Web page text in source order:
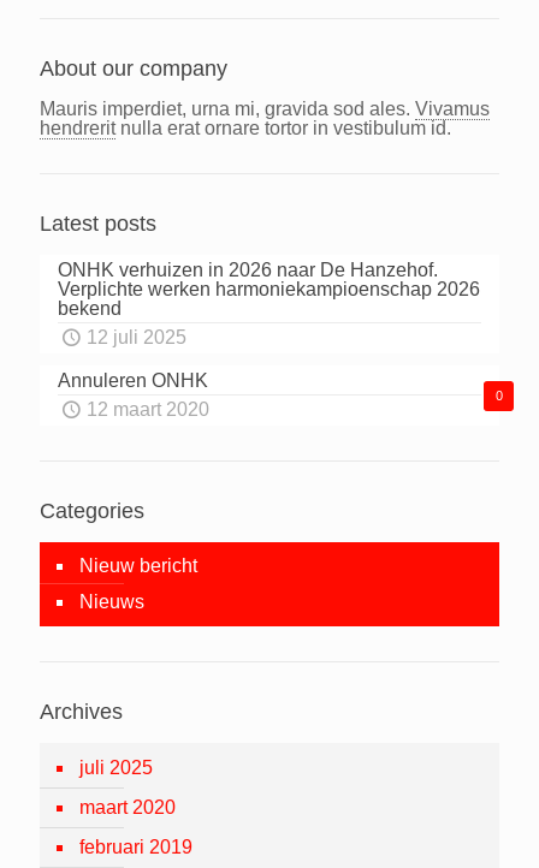
About our company
Mauris imperdiet, urna mi, gravida sod ales. Vivamus
hendreritnulla erat ornare tortor in vestibulum id.
Latest posts
ONHK verhuizen in 2026 naar De Hanzehof.
Verplichte werken harmoniekampioenschap 2026
bekend
12 juli 2025
0
Annuleren ONHK
12 maart 2020
Categories
Nieuw bericht
Nieuws
Archives
juli 2025
maart 2020
februari 2019